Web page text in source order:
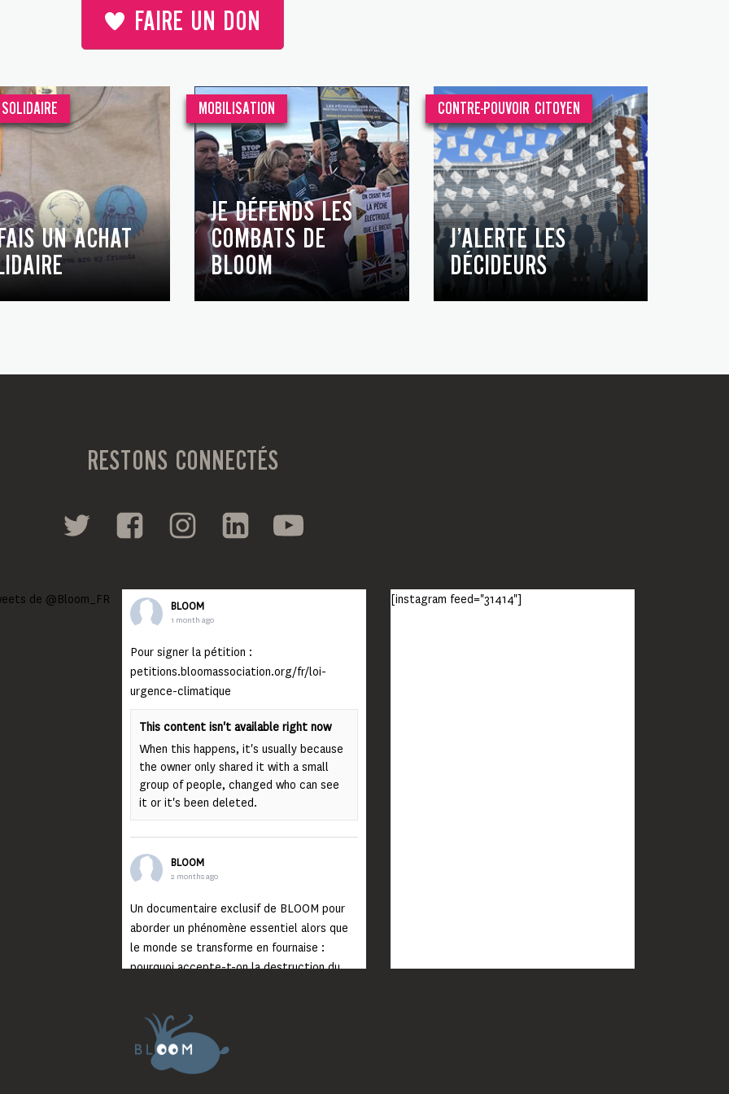
FAIRE UN DON
UN ACHAT
MOBILISATION
JE DÉFENDS LES
COMBATS DE
BLOOM
CONTRE-POUVOIR CITOYEN
J’ALERTE LES
DÉCIDEURS
RESTONS CONNECTÉS
de @Bloom_FR BLOOM
1 month ago
Pour signer la pétition :
petitions.bloomassociation.org/fr/loi-
urgence-climatique
This content isn't available right now
When this happens, it's usually because
the owner only shared it with a small
group of people, changed who can see
it or it's been deleted.
BLOOM
2 months ago
Un documentaire exclusif de BLOOM pour
aborder un phénomène essentiel alors que
le monde se transforme en fournaise :
pourquoi accepte-t-on la destruction du
Lisez jusqu’au bout et rendez-vous sur
notre chaîne Youtube (lien en bio) pour
découvrir un film qui génèrera deux choses
importantes : des conversations
[instagram feed="31414"]